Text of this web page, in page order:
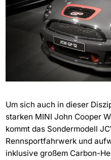
Um sich auch in dieser
starken MINI John Cooper
kommt das Sondermodell
Rennsportfahrwerk und
inklusive großem Carbon-